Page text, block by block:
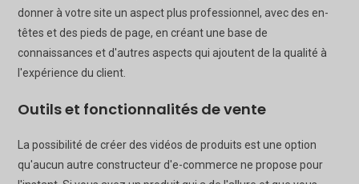
donner à votre site un aspect plus professionnel, avec des en-
têtes et des pieds de page, en créant une base de
connaissances et d'autres aspects qui ajoutent de la qualité à
l'expérience du client.
Outils et fonctionnalités de vente
La possibilité de créer des vidéos de produits est une option
qu'aucun autre constructeur d'e-commerce ne propose pour